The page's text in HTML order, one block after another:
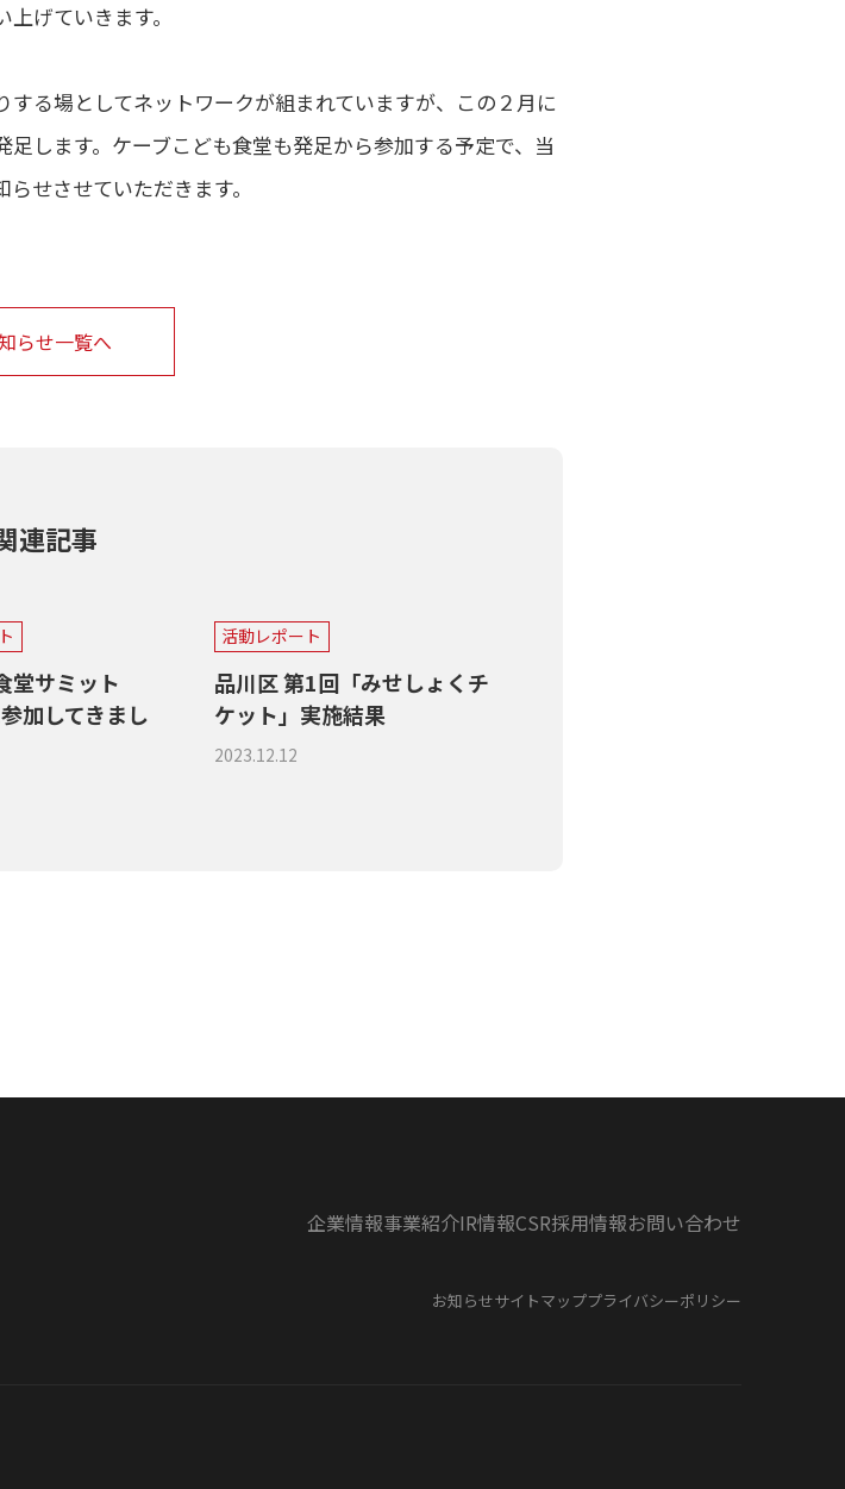
げていきます。
る場としてネットワークが組まれていますが、この２月に
します。ケーブこども食堂も発足から参加する予定で、当
せさせていただきます。
らせ一覧へ
連記事
堂サミット
加してきまし
活動レポート
品川区 第1回「みせしょくチ
ケット」実施結果
2023.12.12
企業情報事業紹介IR情報CSR採用情報お問い合わせ
お知らせサイトマッププライバシーポリシー